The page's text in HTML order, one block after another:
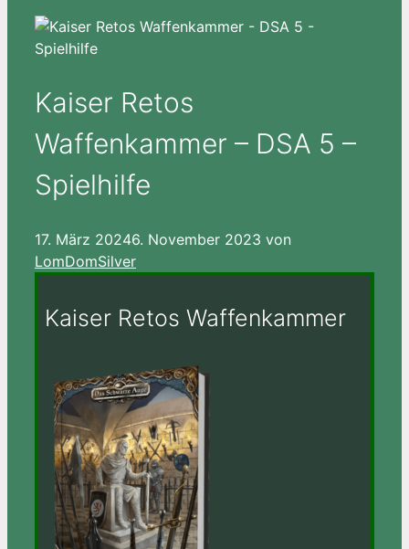
Kaiser Retos
Waffenkammer – DSA 5 –
Spielhilfe
17. März 20246. November 2023 von
LomDomSilver
Kaiser Retos Waffenkammer